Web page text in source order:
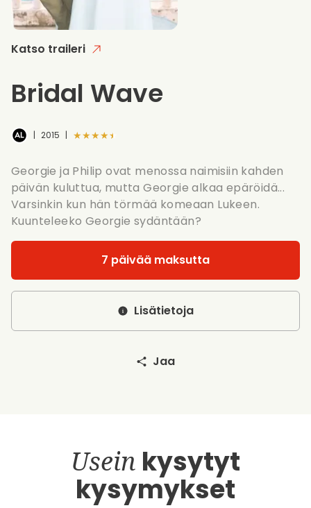
Katso traileri
Bridal Wave
| 2015 | ★★★★★
Georgie ja Philip ovat menossa naimisiin kahden
päivän kuluttua, mutta Georgie alkaa epäröidä...
Varsinkin kun hän törmää komeaan Lukeen.
Kuunteleeko Georgie sydäntään?
7 päivää maksutta
Lisätietoja
Jaa
Usein kysytyt
kysymykset